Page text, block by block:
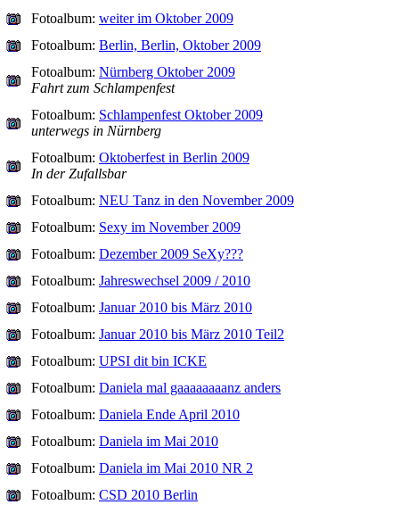
Fotoalbum: weiter im Oktober 2009
Fotoalbum: Berlin, Berlin, Oktober 2009
Fotoalbum: Nürnberg Oktober 2009
Fahrt zum Schlampenfest
Fotoalbum: Schlampenfest Oktober 2009
unterwegs in Nürnberg
Fotoalbum: Oktoberfest in Berlin 2009
In der Zufallsbar
Fotoalbum: NEU Tanz in den November 2009
Fotoalbum: Sexy im November 2009
Fotoalbum: Dezember 2009 SeXy???
Fotoalbum: Jahreswechsel 2009 / 2010
Fotoalbum: Januar 2010 bis März 2010
Fotoalbum: Januar 2010 bis März 2010 Teil2
Fotoalbum: UPSI dit bin ICKE
Fotoalbum: Daniela mal gaaaaaaaanz anders
Fotoalbum: Daniela Ende April 2010
Fotoalbum: Daniela im Mai 2010
Fotoalbum: Daniela im Mai 2010 NR 2
Fotoalbum: CSD 2010 Berlin